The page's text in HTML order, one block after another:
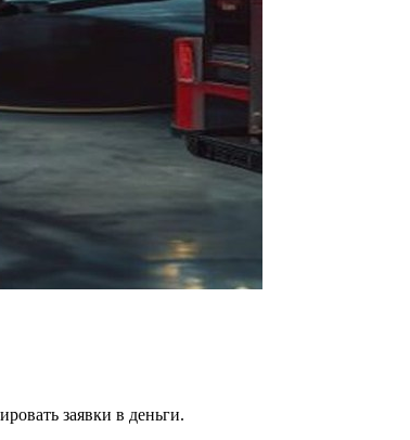
заявки в деньги.